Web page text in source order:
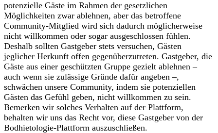
potenzielle Gäste im Rahmen der gesetzlichen
Möglichkeiten zwar ablehnen, aber das betroffene
Community-Mitglied wird sich dadurch möglicherweise
nicht willkommen oder sogar ausgeschlossen fühlen.
Deshalb sollten Gastgeber stets versuchen, Gästen
jeglicher Herkunft offen gegenüberzutreten. Gastgeber, die
Gäste aus einer geschützten Gruppe gezielt ablehnen –
auch wenn sie zulässige Gründe dafür angeben –,
schwächen unsere Community, indem sie potenziellen
Gästen das Gefühl geben, nicht willkommen zu sein.
Bemerken wir solches Verhalten auf der Plattform,
behalten wir uns das Recht vor, diese Gastgeber von der
Bodhietologie-Plattform auszuschließen.